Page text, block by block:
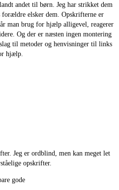
andet til børn. Jeg har strikket dem
forældre elsker dem. Opskrifterne er
man brug for hjælp alligevel, reagerer
Og der er næsten ingen montering
til metoder og henvisninger til links
hjælp.
Jeg er ordblind, men kan meget let
opskrifter.
gode